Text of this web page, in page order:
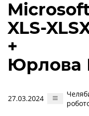
XLS-
+
Юрлова
27.03.2024